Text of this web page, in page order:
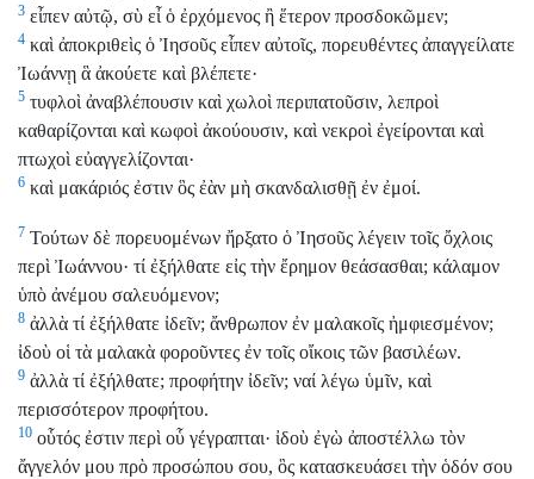
3 εἶπεν αὐτῷ, σὺ εἶ ὁ ἐρχόμενος ἢ ἕτερον προσδοκῶμεν;
4 καὶ ἀποκριθεὶς ὁ Ἰησοῦς εἶπεν αὐτοῖς, πορευθέντες ἀπαγγείλατε
Ἰωάννῃ ἃ ἀκούετε καὶ βλέπετε·
5 τυφλοὶ ἀναβλέπουσιν καὶ χωλοὶ περιπατοῦσιν, λεπροὶ
καθαρίζονται καὶ κωφοὶ ἀκούουσιν, καὶ νεκροὶ ἐγείρονται καὶ
πτωχοὶ εὐαγγελίζονται·
6 καὶ μακάριός ἐστιν ὃς ἐὰν μὴ σκανδαλισθῇ ἐν ἐμοί.
7 Τούτων δὲ πορευομένων ἤρξατο ὁ Ἰησοῦς λέγειν τοῖς ὄχλοις
περὶ Ἰωάννου· τί ἐξήλθατε εἰς τὴν ἔρημον θεάσασθαι; κάλαμον
ὑπὸ ἀνέμου σαλευόμενον;
8 ἀλλὰ τί ἐξήλθατε ἰδεῖν; ἄνθρωπον ἐν μαλακοῖς ἠμφιεσμένον;
ἰδοὺ οἱ τὰ μαλακὰ φοροῦντες ἐν τοῖς οἴκοις τῶν βασιλέων.
9 ἀλλὰ τί ἐξήλθατε; προφήτην ἰδεῖν; ναί λέγω ὑμῖν, καὶ
περισσότερον προφήτου.
10 οὗτός ἐστιν περὶ οὗ γέγραπται· ἰδοὺ ἐγὼ ἀποστέλλω τὸν
ἄγγελόν μου πρὸ προσώπου σου, ὃς κατασκευάσει τὴν ὁδόν σου